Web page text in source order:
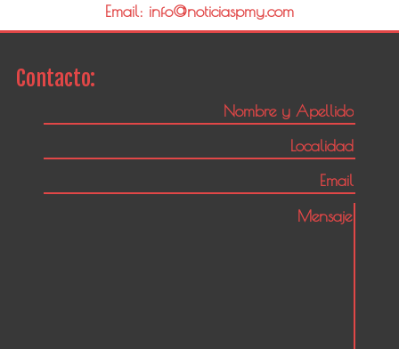
Email: info@noticiaspmy.com
Contacto: